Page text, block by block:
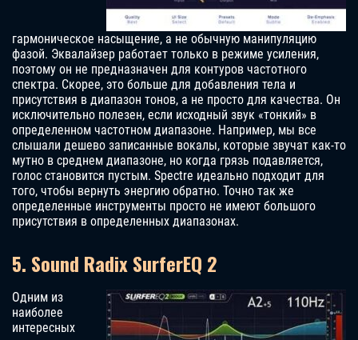
гармоническое насыщение, а не обычную манипуляцию
фазой. Эквалайзер работает только в режиме усиления,
поэтому он не предназначен для контуров частотного
спектра. Скорее, это больше для добавления тела и
присутствия в диапазон тонов, а не просто для качества. Он
исключительно полезен, если исходный звук «тонкий» в
определенном частотном диапазоне. Например, мы все
слышали дешево записанные вокалы, которые звучат как-то
мутно в среднем диапазоне, но когда грязь подавляется,
голос становится пустым. Spectre идеально подходит для
того, чтобы вернуть энергию обратно. Точно так же
определенные инструменты просто не имеют большого
присутствия в определенных диапазонах.
5. Sound Radix SurferEQ 2
Одним из
наиболее
интересных